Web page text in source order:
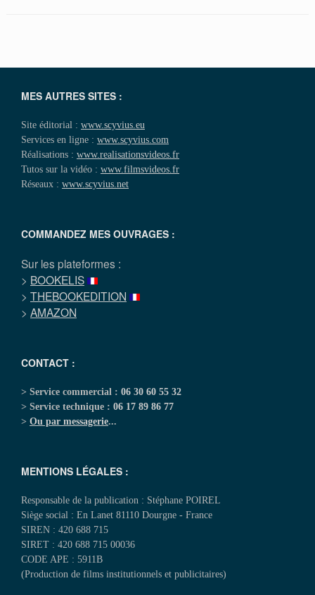
MES AUTRES SITES :
Site éditorial : www.scyvius.eu
Services en ligne : www.scyvius.com
Réalisations : www.realisationsvideos.fr
Tutos sur la vidéo : www.filmsvideos.fr
Réseaux : www.scyvius.net
COMMANDEZ MES OUVRAGES :
Sur les plateformes :
> BOOKELIS
> THEBOOKEDITION
> AMAZON
CONTACT :
> Service commercial : 06 30 60 55 32
> Service technique : 06 17 89 86 77
> Ou par messagerie...
MENTIONS LÉGALES :
Responsable de la publication : Stéphane POIREL
Siège social : En Lanet 81110 Dourgne - France
SIREN : 420 688 715
SIRET : 420 688 715 00036
CODE APE : 5911B
(Production de films institutionnels et publicitaires)